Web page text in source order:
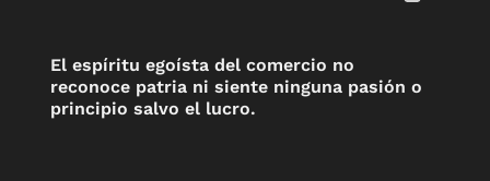
El espíritu egoísta del comercio no
reconoce patria ni siente ninguna pasión o
principio salvo el lucro.